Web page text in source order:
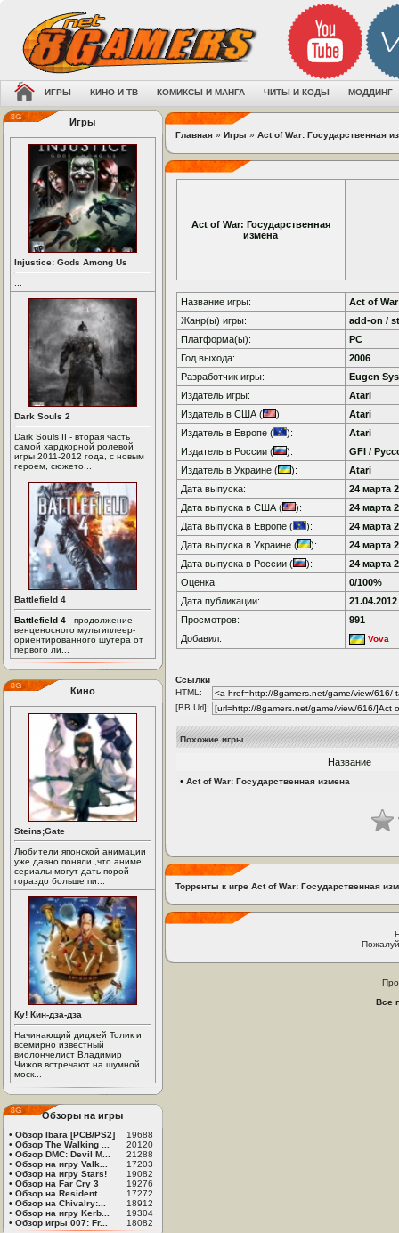
ИГРЫ КИНО И ТВ КОМИКСЫ И МАНГА ЧИТЫ И КОДЫ МОДДИНГ
Игры
Injustice: Gods Among Us
Dark Souls 2
Dark Souls II - вторая часть
самой хардкорной ролевой
игры 2011-2012 года, с новым
героем, сюжето...
Battlefield 4
Battlefield 4 - продолжение
венценосного мультиплеер-
ориентированного шутера от
первого ли...
Кино
Steins;Gate
Любители японской анимации
уже давно поняли ,что аниме
сериалы могут дать порой
гораздо больше пи...
Ку! Кин-дза-дза
Начинающий диджей Толик и
всемирно известный
виолончелист Владимир
Чижов встречают на шумной
моск...
Обзоры на игры
• Обзор Ibara [PCB/PS2]
19688
• Обзор The Walking ...
20120
• Обзор DMC: Devil M...
21288
• Обзор на игру Valk...
17203
• Обзор на игру Stars!
19082
• Обзор на Far Cry 3
19276
• Обзор на Resident ...
17272
• Обзор на Chivalry:...
18912
• Обзор на игру Kerb...
19304
• Обзор игры 007: Fr... 18082
Главная » Игры » Act of War: Государственная
Act of War: Государственная
измена
Название игры:
Act of
Жанр(ы) игры:
add-on /
Платформа(ы):
PC
Год выхода:
2006
Разработчик игры:
Eugen
Издатель игры:
Atari
Издатель в США (
):
Atari
Издатель в Европе (
):
Atari
Издатель в России (
):
GFI /
Издатель в Украине (
):
Atari
Дата выпуска:
24 марта
Дата выпуска в США (
):
24 марта
Дата выпуска в Европе (
):
24 марта
Дата выпуска в Украине (
):
24 марта
Дата выпуска в России (
):
24 марта
Оценка:
0/100%
Дата публикации:
21.04.2012
Просмотров:
991
Добавил:
Vova
Ссылки
HTML:
[BB Url]:
Похожие игры
Название
• Act of War: Государственная измена
Торренты к игре Act of War: Государственная
Все